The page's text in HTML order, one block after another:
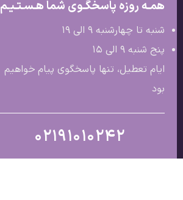
همـه روزه پاسخگـوی شما هـسـتـیـم
شنبه تا چهارشنبه 9 الی ۱۹
پنج شنبه 9 الی ۱۵
ایام تعطیل، تنها پاسخگوی پیام خواهیم
بود
02191010242